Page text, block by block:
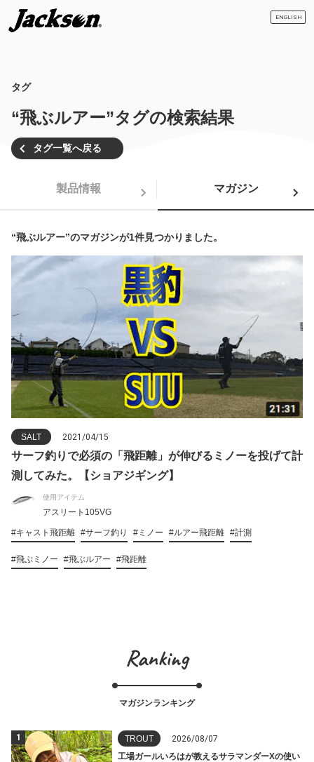
ENGLISH
タグ
“飛ぶルアー”タグの検索結果
タグ一覧へ戻る
製品情報 マガジン
“飛ぶルアー”のマガジンが1件見つかりました。
SALT 2021/04/15
サーフ釣りで必須の「飛距離」が伸びるミノーを投げて計
測してみた。【ショアジギング】
使用アイテム
アスリート105VG
#キャスト飛距離 #サーフ釣り #ミノー #ルアー飛距離 #計測
#飛ぶミノー #飛ぶルアー #飛距離
Ranking
マガジンランキング
1 TROUT
2026/08/07
工場ガールいろはが教えるサラマンダーXの使い